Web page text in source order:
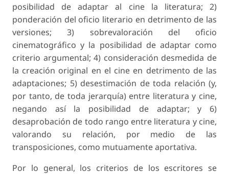
posibilidad de adaptar al cine la literatura; 2)
ponderación del oficio literario en detrimento de las
versiones; 3) sobrevaloración del oficio
cinematográfico y la posibilidad de adaptar como
criterio argumental; 4) consideración desmedida de
la creación original en el cine en detrimento de las
adaptaciones; 5) desestimación de toda relación (y,
por tanto, de toda jerarquía) entre literatura y cine,
negando así la posibilidad de adaptar; y 6)
desaprobación de todo rango entre literatura y cine,
valorando su relación, por medio de las
transposiciones, como mutuamente aportativa.
Por lo general, los criterios de los escritores se